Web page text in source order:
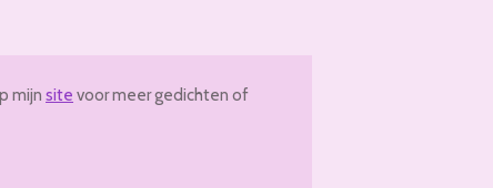
mijnsite voor meer gedichten of